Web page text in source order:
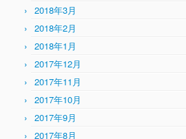
2018年3月
2018年2月
2018年1月
2017年12月
2017年11月
2017年10月
2017年9月
2017年8月